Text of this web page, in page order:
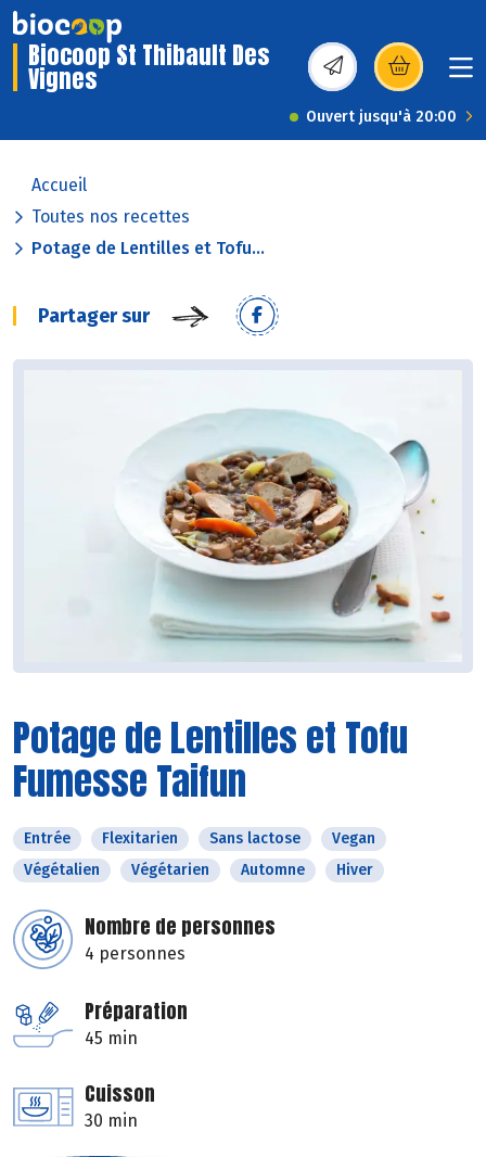
Biocoop St Thibault Des
Vignes (s’ouvre dans une
Ouvert jusqu'à 20:00
Accueil
Toutes nos recettes
Potage de Lentilles et Tofu...
Partager sur
Potage de Lentilles et Tofu
Fumesse Taifun
Entrée Flexitarien Sans lactose
Vegan
Végétalien
Végétarien Automne Hiver
Nombre de personnes
4 personnes
Préparation
45 min
Cuisson
30 min